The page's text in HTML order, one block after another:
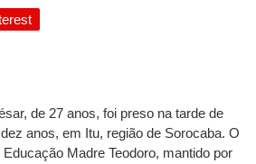
Jaque Rosa ensina tarólogas a faturarem
dados e regulamentações a seu favor
brasileiros: ZCT traz oportunidades de
de 27 anos, foi preso na tarde de
anos, em Itu, região de Sorocaba. O
Madre Teodoro, mantido por